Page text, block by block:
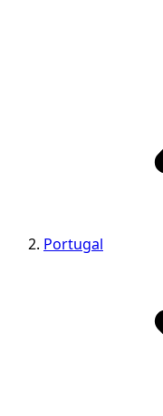
Portugal